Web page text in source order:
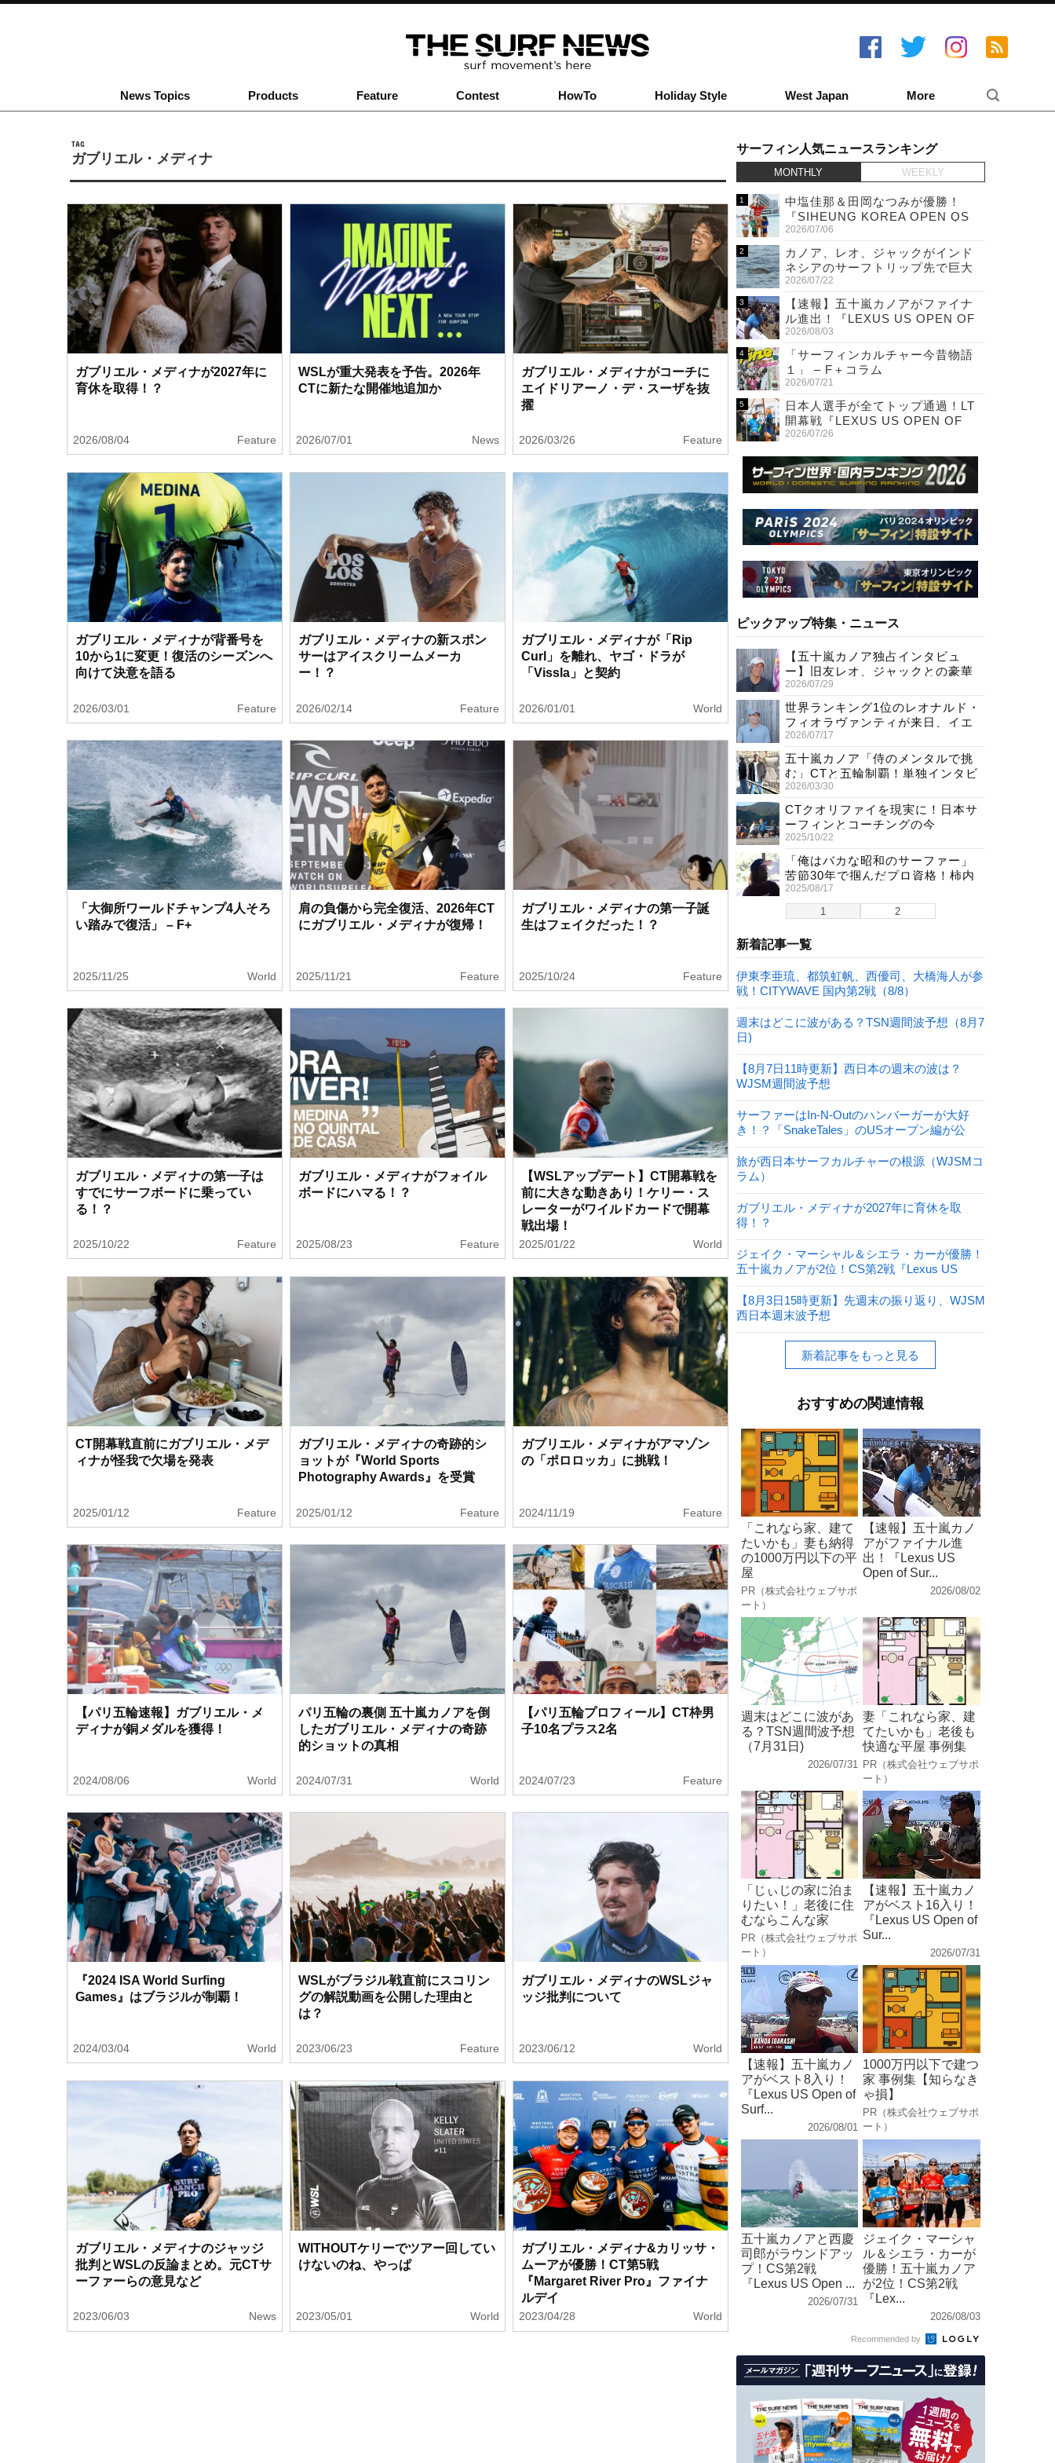
News Topics Products Feature Contest HowTo Holiday Style West Japan More
TAG
ガブリエル・メディナ
ガブリエル・メディナが2027年に
育休を取得！？
2026/08/04 Feature
WSLが重大発表を予告。2026年
CTに新たな開催地追加か
2026/07/01 News
ガブリエル・メディナがコーチに
エイドリアーノ・デ・スーザを抜
擢
2026/03/26 Feature
ガブリエル・メディナが背番号を
10から1に変更！復活のシーズンへ
向けて決意を語る
2026/03/01 Feature
ガブリエル・メディナの新スポン
サーはアイスクリームメーカ
ー！？
2026/02/14 Feature
ガブリエル・メディナが「Rip
Curl」を離れ、ヤゴ・ドラが
「Vissla」と契約
2026/01/01 World
「大御所ワールドチャンプ4人そろ
い踏みで復活」 – F+
2025/11/25 World
肩の負傷から完全復活、2026年CT
にガブリエル・メディナが復帰！
2025/11/21 Feature
ガブリエル・メディナの第一子誕
生はフェイクだった！？
2025/10/24 Feature
ガブリエル・メディナの第一子は
すでにサーフボードに乗ってい
る！？
2025/10/22 Feature
ガブリエル・メディナがフォイル
ボードにハマる！？
2025/08/23 Feature
【WSLアップデート】CT開幕戦を
前に大きな動きあり！ケリー・ス
レーターがワイルドカードで開幕
戦出場！
2025/01/22 World
CT開幕戦直前にガブリエル・メデ
ィナが怪我で欠場を発表
2025/01/12 Feature
ガブリエル・メディナの奇跡的シ
ョットが『World Sports
Photography Awards』を受賞
2025/01/12 Feature
ガブリエル・メディナがアマゾン
の「ポロロッカ」に挑戦！
2024/11/19 Feature
【パリ五輪速報】ガブリエル・メ
ディナが銅メダルを獲得！
2024/08/06 World
パリ五輪の裏側 五十嵐カノアを倒
したガブリエル・メディナの奇跡
的ショットの真相
2024/07/31 World
【パリ五輪プロフィール】CT枠男
子10名プラス2名
2024/07/23 Feature
『2024 ISA World Surfing
Games』はブラジルが制覇！
2024/03/04 World
WSLがブラジル戦直前にスコリン
グの解説動画を公開した理由と
は？
2023/06/23 Feature
ガブリエル・メディナのWSLジャ
ッジ批判について
2023/06/12 World
ガブリエル・メディナのジャッジ
批判とWSLの反論まとめ。元CTサ
ーファーらの意見など
2023/06/03 News
WITHOUTケリーでツアー回してい
けないのね、やっぱ
2023/05/01 World
ガブリエル・メディナ&カリッサ・
ムーアが優勝！CT第5戦
『Margaret River Pro』ファイナ
ルデイ
2023/04/28 World
サーフィン人気ニュースランキング
MONTHLY WEEKLY
中塩佳那＆田岡なつみが優勝！
『SIHEUNG KOREA OPEN QS
6,000 & LQS』
2026/07/06
カノア、レオ、ジャックがインド
ネシアのサーフトリップ先で巨大
ワニと遭遇！
2026/07/22
【速報】五十嵐カノアがファイナ
ル進出！『LEXUS US OPEN OF
SURFING』
2026/08/03
「サーフィンカルチャー今昔物語
１」 – F＋コラム
2026/07/21
日本人選手が全てトップ通過！LT
開幕戦『LEXUS US OPEN OF
SURFING』初日
2026/07/26
ピックアップ特集・ニュース
1 2
【五十嵐カノア独占インタビュ
ー】旧友レオ、ジャックとの豪華
プライベートセッション
2026/07/29
世界ランキング1位のレオナルド・
フィオラヴァンティが来日、イエ
ロージャージ獲得直後の独占イン
タビュー
2026/07/17
五十嵐カノア「侍のメンタルで挑
む」CTと五輪制覇！単独インタビ
ューで熱弁
2026/03/30
CTクオリファイを現実に！日本サ
ーフィンとコーチングの今
2025/10/22
「俺はバカな昭和のサーファー」
苦節30年で掴んだプロ資格！柿内
聖文(54)の生き様
2025/08/17
新着記事一覧
伊東李亜琉、都筑虹帆、西優司、大橋海人が参
戦！CITYWAVE 国内第2戦（8/8）
週末はどこに波がある？TSN週間波予想（8月7
日)
【8月7日11時更新】西日本の週末の波は？
WJSM週間波予想
サーファーはIn-N-Outのハンバーガーが大好
き！？「SnakeTales」のUSオープン編が公
旅が西日本サーフカルチャーの根源（WJSMコ
ラム）
ガブリエル・メディナが2027年に育休を取
得！？
ジェイク・マーシャル＆シエラ・カーが優勝！
五十嵐カノアが2位！CS第2戦『Lexus US
【8月3日15時更新】先週末の振り返り、WJSM
西日本週末波予想
新着記事をもっと見る
おすすめの関連情報
「これなら家、建て
たいかも」妻も納得
の1000万円以下の平
屋
PR（株式会社ウェブサポ
ート）
【速報】五十嵐カノ
アがファイナル進
出！『Lexus US
Open of Sur...
2026/08/02
週末はどこに波があ
る？TSN週間波予想
（7月31日)
2026/07/31
妻「これなら家、建
てたいかも」老後も
快適な平屋 事例集
PR（株式会社ウェブサポ
ート）
「じぃじの家に泊ま
りたい！」老後に住
むならこんな家
PR（株式会社ウェブサポ
ート）
【速報】五十嵐カノ
アがベスト16入り！
『Lexus US Open of
Sur...
2026/07/31
【速報】五十嵐カノ
アがベスト8入り！
『Lexus US Open of
Surf...
2026/08/01
1000万円以下で建つ
家 事例集【知らなき
ゃ損】
PR（株式会社ウェブサポ
ート）
五十嵐カノアと西慶
司郎がラウンドアッ
プ！CS第2戦
『Lexus US Open ...
2026/07/31
ジェイク・マーシャ
ル＆シエラ・カーが
優勝！五十嵐カノア
が2位！CS第2戦
『Lex...
2026/08/03
Recommended by